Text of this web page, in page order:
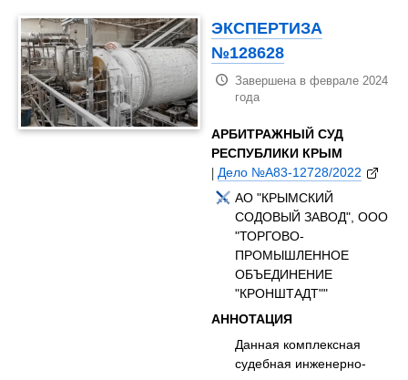
ЭКСПЕРТИЗА
№128628
Завершена в феврале 2024
года
АРБИТРАЖНЫЙ СУД
РЕСПУБЛИКИ КРЫМ
|Дело №А83-12728/2022
АО "КРЫМСКИЙ
СОДОВЫЙ ЗАВОД", ООО
"ТОРГОВО-
ПРОМЫШЛЕННОЕ
ОБЪЕДИНЕНИЕ
"КРОНШТАДТ""
АННОТАЦИЯ
Данная комплексная
судебная инженерно-